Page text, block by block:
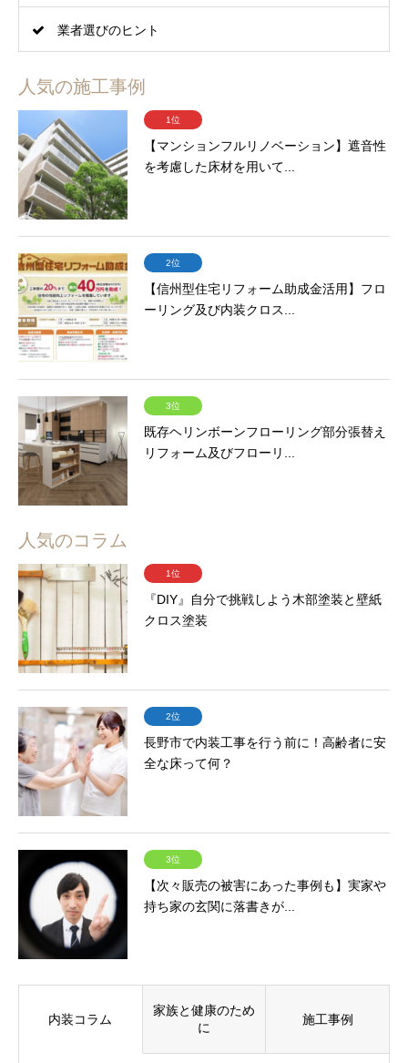
業者選びのヒント
人気の施工事例
1位
【マンションフルリノベーション】遮音性
を考慮した床材を用いて...
2位
【信州型住宅リフォーム助成金活用】フロ
ーリング及び内装クロス...
3位
既存ヘリンボーンフローリング部分張替え
リフォーム及びフローリ...
人気のコラム
1位
『DIY』自分で挑戦しよう木部塗装と壁紙
クロス塗装
2位
長野市で内装工事を行う前に！高齢者に安
全な床って何？
3位
【次々販売の被害にあった事例も】実家や
持ち家の玄関に落書きが...
内装コラム
家族と健康のため
に
施工事例